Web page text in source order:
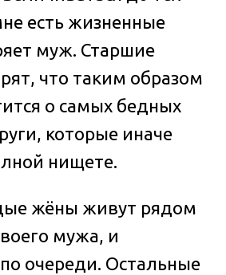
есть жизненные
муж. Старшие
что таким образом
о самых бедных
которые иначе
нищете.
жёны живут рядом
мужа, и
очереди. Остальные